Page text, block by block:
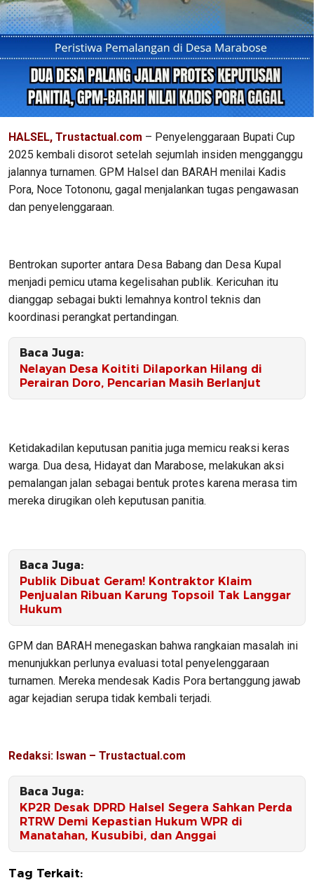
HALSEL, Trustactual.com – Penyelenggaraan Bupati Cup
2025 kembali disorot setelah sejumlah insiden mengganggu
jalannya turnamen. GPM Halsel dan BARAH menilai Kadis
Pora, Noce Totononu, gagal menjalankan tugas pengawasan
dan penyelenggaraan.
Bentrokan suporter antara Desa Babang dan Desa Kupal
menjadi pemicu utama kegelisahan publik. Kericuhan itu
dianggap sebagai bukti lemahnya kontrol teknis dan
koordinasi perangkat pertandingan.
Baca Juga:
Nelayan Desa Koititi Dilaporkan Hilang di
Perairan Doro, Pencarian Masih Berlanjut
Ketidakadilan keputusan panitia juga memicu reaksi keras
warga. Dua desa, Hidayat dan Marabose, melakukan aksi
pemalangan jalan sebagai bentuk protes karena merasa tim
mereka dirugikan oleh keputusan panitia.
Baca Juga:
Publik Dibuat Geram! Kontraktor Klaim
Penjualan Ribuan Karung Topsoil Tak Langgar
Hukum
GPM dan BARAH menegaskan bahwa rangkaian masalah ini
menunjukkan perlunya evaluasi total penyelenggaraan
turnamen. Mereka mendesak Kadis Pora bertanggung jawab
agar kejadian serupa tidak kembali terjadi.
Redaksi: Iswan – Trustactual.com
Baca Juga:
KP2R Desak DPRD Halsel Segera Sahkan Perda
RTRW Demi Kepastian Hukum WPR di
Manatahan, Kusubibi, dan Anggai
Tag Terkait: